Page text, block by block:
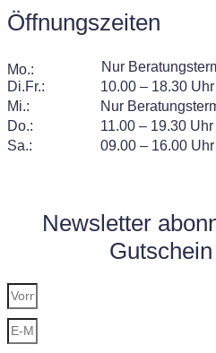
Öffnungszeiten
Mo.:
Nur
Di.Fr.:
10.00 – 18.30 Uhr
Mi.:
Nur
Do.:
11.00 – 19.30 Uhr
Sa.:
09.00 – 16.00 Uhr
Newsletter